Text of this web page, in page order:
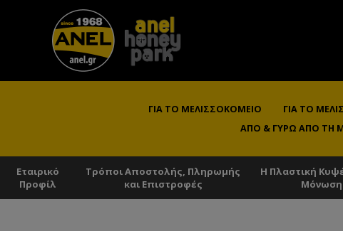
ΓΙΑ ΤΟ ΜΕΛΙΣΣΟΚΟΜΕΊΟ ΓΙΑ ΤΟ
ΑΠΌ & ΓΎΡΩ ΑΠΌ ΤΗ
Εταιρικό
Προφίλ
Τρόποι Αποστολής, Πληρωμής
και Επιστροφές
Η Πλαστική
Μόνωση